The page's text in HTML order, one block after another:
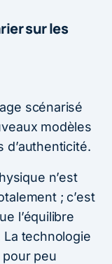
sur les
scénarisé
modèles
d’authenticité.
n’est
; c’est
l’équilibre
technologie
pour peu